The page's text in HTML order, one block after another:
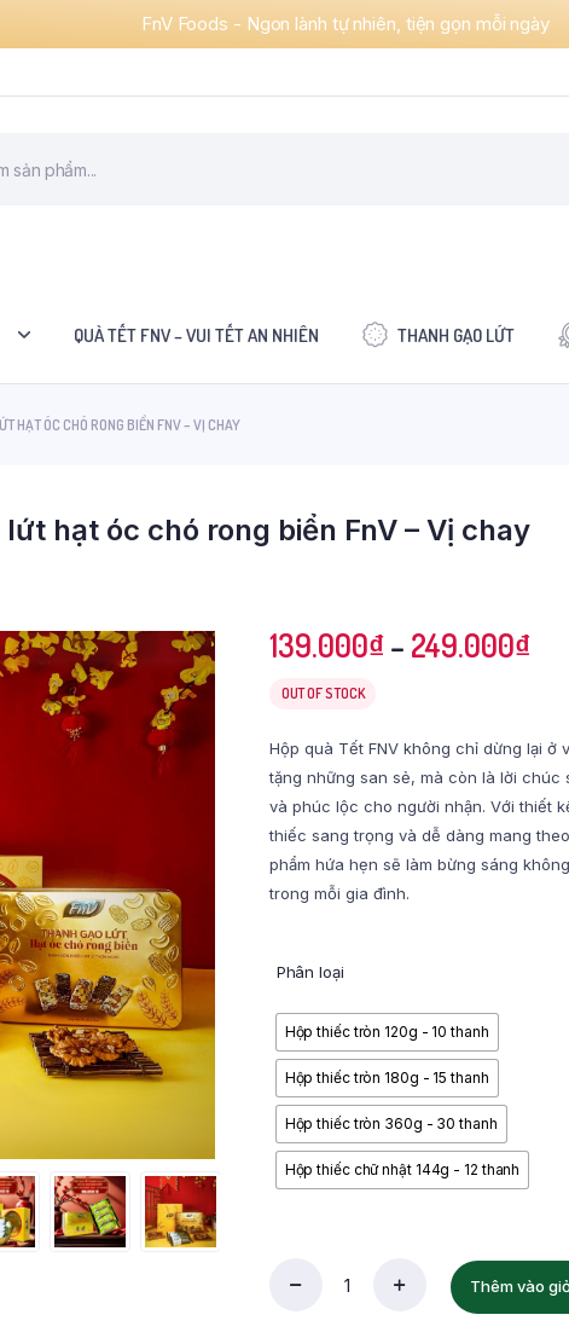
FnV Foods - Ngon lành tự nhiên, tiện gọn mỗi ngày
QUÀ TẾT FNV – VUI TẾT AN NHIÊN THANH GẠO LỨT
HẠT ÓC CHÓ RONG BIỂN FNV – VỊ CHAY
hạt óc chó rong biển FnV – Vị chay
139.000₫– 249.000₫
OUT OF STOCK
Hộp quà Tết FNV không chỉ dừng lại ở
tặng những san sẻ, mà còn là lời chúc
và phúc lộc cho người nhận. Với thiết
thiếc sang trọng và dễ dàng mang
phẩm hứa hẹn sẽ làm bừng sáng
trong mỗi gia đình.
Phân loại
Hộp thiếc tròn 120g - 10 thanh
Hộp thiếc tròn 180g - 15 thanh
Hộp thiếc tròn 360g - 30 thanh
Hộp thiếc chữ nhật 144g - 12 thanh
Thêm vào